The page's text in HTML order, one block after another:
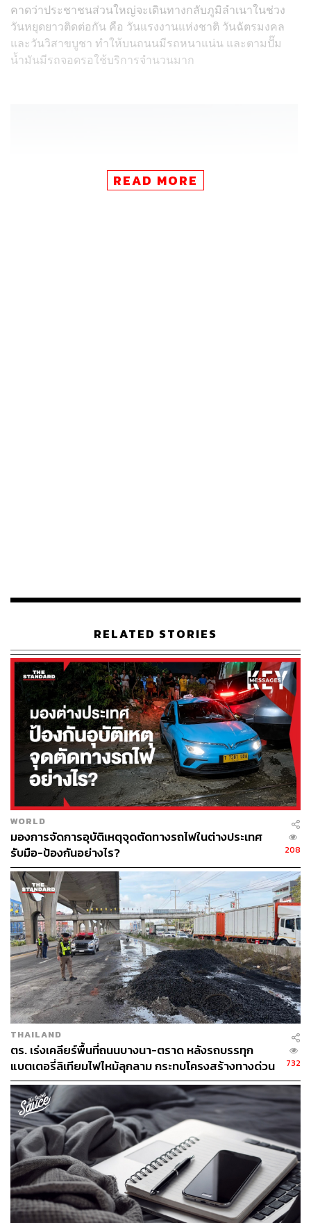
คาดว่าประชาชนส่วนใหญ่จะเดินทางกลับภูมิลำเนาในช่วง
วันหยุดยาวติดต่อกัน คือ วันแรงงานแห่งชาติ วันฉัตรมงคล
และวันวิสาขบูชา ทำให้บนถนนมีรถหนาแน่น และตามปั๊ม
น้ำมันมีรถจอดรอใช้บริการจำนวนมาก
96
ABOUT THE AUTHOR
THE STANDARD TEAM
กองบรรณาธิการ THE STANDARD
READ MORE
RELATED STORIES
WORLD
มองการจัดการอุบัติเหตุจุดตัดทางรถไฟในต่างประเทศ
รับมือ-ป้องกันอย่างไร?
208
THAILAND
ตร. เร่งเคลียร์พื้นที่ถนนบางนา-ตราด หลังรถบรรทุก
แบตเตอรี่ลิเทียมไฟไหม้ลุกลาม กระทบโครงสร้างทางด่วน
บูรพาวิถี
732